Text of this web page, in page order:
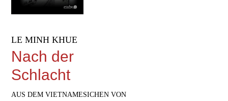
LE MINH KHUE
Nach der
Schlacht
AUS DEM VIETNAMESICHEN VON